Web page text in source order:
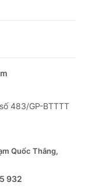
483/GP-BTTTT
Quốc Thắng,
932